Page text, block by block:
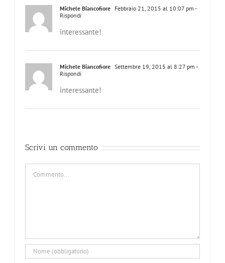
Michele Biancofiore Febbraio 21, 2015 al 10:07 pm -
Rispondi
interessante!
Michele Biancofiore Settembre 19, 2015 al 8:27 pm -
Rispondi
interessante!
Scrivi un commento